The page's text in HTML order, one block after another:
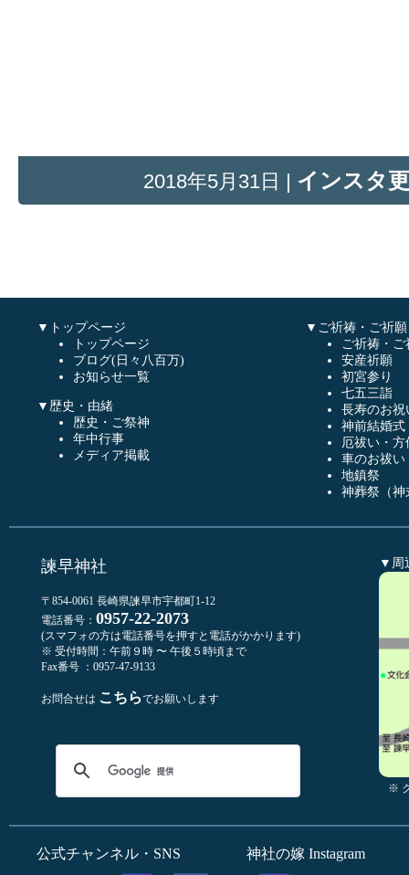
2018年5月31日 | インスタ
▼トップページ
トップページ
ブログ(日々八百万)
お知らせ一覧
▼歴史・由緒
歴史・ご祭神
年中行事
メディア掲載
▼ご祈祷・ご祈願
ご祈祷・ご
安産祈願
初宮参り
七五三詣
長寿のお祝
神前結婚式
厄祓い・方
車のお祓い
地鎮祭
神葬祭（神
諫早神社
〒854-0061 長崎県諫早市宇都町1-12
電話番号： 0957-22-2073
(スマフォの方は電話番号を押すと電話がかかります)
※ 受付時間：午前９時 〜 午後５時頃まで
Fax番号 ：0957-47-9133
お問合せは こちらでお願いします
▼周
※
公式チャンネル・SNS 神社の嫁 Instagram